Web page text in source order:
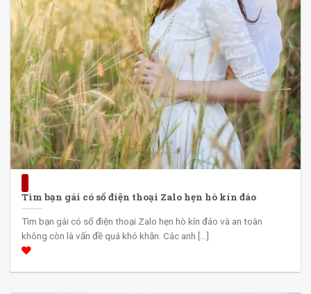
Tìm bạn gái có số điện thoại Zalo hẹn hò kín đáo
Tìm bạn gái có số điện thoại Zalo hẹn hò kín đáo và an toàn
không còn là vấn đề quá khó khăn. Các anh [...]